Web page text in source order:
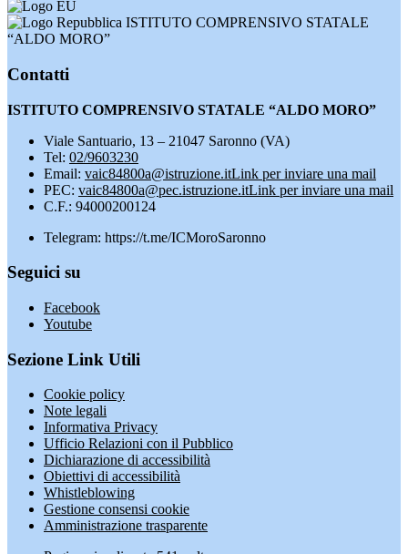
ISTITUTO COMPRENSIVO STATALE
“ALDO MORO”
Contatti
ISTITUTO COMPRENSIVO STATALE “ALDO MORO”
Viale Santuario, 13 – 21047 Saronno (VA)
Tel: 02/9603230
Email: vaic84800a@istruzione.itLink per inviare una mail
PEC: vaic84800a@pec.istruzione.itLink per inviare una mail
C.F.: 94000200124
Telegram: https://t.me/ICMoroSaronno
Seguici su
Facebook
Youtube
Sezione Link Utili
Cookie policy
Note legali
Informativa Privacy
Ufficio Relazioni con il Pubblico
Dichiarazione di accessibilità
Obiettivi di accessibilità
Whistleblowing
Gestione consensi cookie
Amministrazione trasparente